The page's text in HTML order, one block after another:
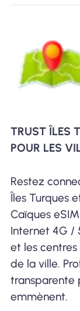
TRUST ÎLES
POUR LES
Restez
Îles Turques
Caïques
Internet 4G /
et les
de la ville.
transparente
emmènent.